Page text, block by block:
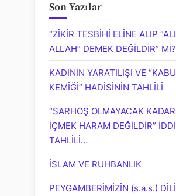
Son Yazılar
“ZİKİR TESBİHİ ELİNE ALIP
ALLAH” DEMEK DEĞİLDİR” Mİ?
KADININ YARATILIŞI VE
KEMİĞİ” HADİSİNİN TAHLİLİ
“SARHOŞ OLMAYACAK
İÇMEK HARAM DEĞİLDİR”
TAHLİLİ…
İSLAM VE RUHBANLIK
PEYGAMBERİMİZİN (s.a.s.)